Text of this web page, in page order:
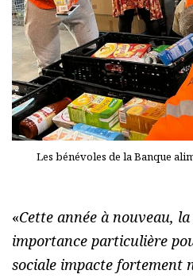
Les bénévoles de la Banque
«Cette année à nouveau,
importance particulière
sociale impacte fortement